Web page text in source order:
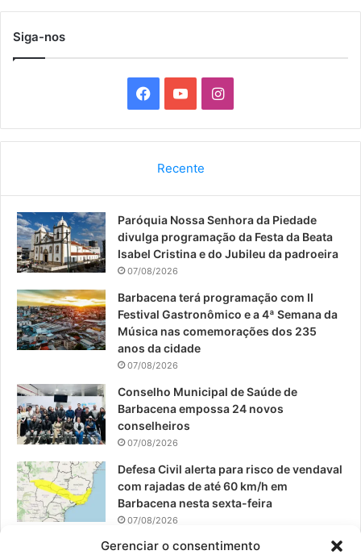
Gerenciar o consentimento
Siga-nos
a
b
o
k
o
u
b
I
n
a
g
a
Recente
Paróquia Nossa Senhora da Piedade
divulga programação da Festa da Beata
Isabel Cristina e do Jubileu da padroeira
07/08/2026
Barbacena terá programação com II
Festival Gastronômico e a 4ª Semana da
Música nas comemorações dos 235
anos da cidade
07/08/2026
Conselho Municipal de Saúde de
Barbacena empossa 24 novos
conselheiros
07/08/2026
Defesa Civil alerta para risco de vendaval
com rajadas de até 60 km/h em
Barbacena nesta sexta-feira
07/08/2026
EPCAR tem a melhor nota do IDEB no